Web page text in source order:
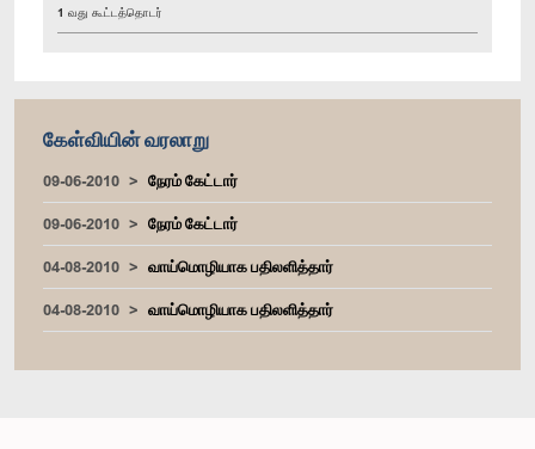
1 வது கூட்டத்தொடர்
கேள்வியின் வரலாறு
09-06-2010
நேரம் கேட்டார்
09-06-2010
நேரம் கேட்டார்
04-08-2010
வாய்மொழியாக பதிலளித்தார்
04-08-2010
வாய்மொழியாக பதிலளித்தார்